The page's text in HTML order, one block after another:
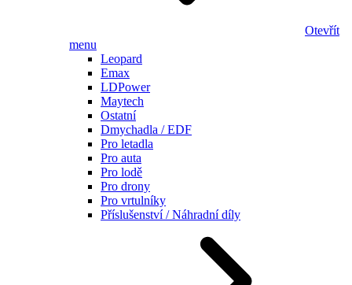
Otevřít
menu
Leopard
Emax
LDPower
Maytech
Ostatní
Dmychadla / EDF
Pro letadla
Pro auta
Pro lodě
Pro drony
Pro vrtulníky
Příslušenství / Náhradní díly